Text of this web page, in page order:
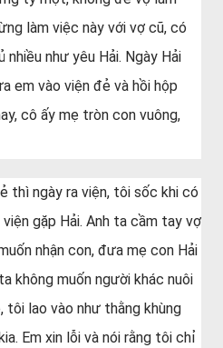
làm việc này với vợ cũ, có
như yêu Hải. Ngày Hải
em vào viện đẻ và hồi hộp
cô ấy mẹ tròn con vuông,
thì ngày ra viện, tôi sốc khi có
gặp Hải. Anh ta cầm tay vợ
nhận con, đưa mẹ con Hải
không muốn người khác nuôi
lao vào như thằng khùng
Em xin lỗi và nói rằng tôi chỉ